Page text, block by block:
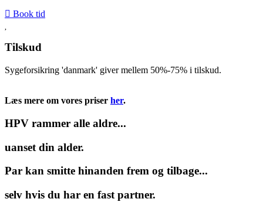
Book tid
Tilskud
Sygeforsikring 'danmark' giver mellem 50%-75% i tilskud.
Læs mere om vores priser her.
HPV rammer alle aldre...
uanset din alder.
Par kan smitte hinanden frem og tilbage...
selv hvis du har en fast partner.